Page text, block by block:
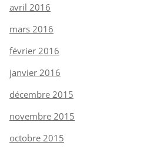
avril 2016
mars 2016
février 2016
janvier 2016
décembre 2015
novembre 2015
octobre 2015